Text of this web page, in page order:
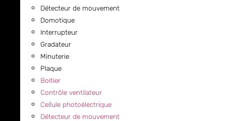
Détecteur de mouvement
Domotique
Interrupteur
Gradateur
Minuterie
Plaque
Boitier
Contrôle ventilateur
Cellule photoélectrique
Détecteur de mouvement